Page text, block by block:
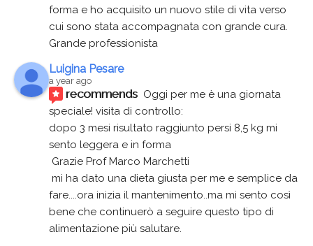
forma e ho acquisito un nuovo stile di vita verso
cui sono stata accompagnata con grande cura.
Grande professionista
Luigina Pesare
a year ago
recommends Oggi per me è una giornata
speciale! visita di controllo:
dopo 3 mesi risultato raggiunto persi 8,5 kg mi
sento leggera e in forma
Grazie Prof Marco Marchetti
fare....ora inizia il mantenimento..ma mi sento così
bene che continuerò a seguire questo tipo di
alimentazione più salutare.